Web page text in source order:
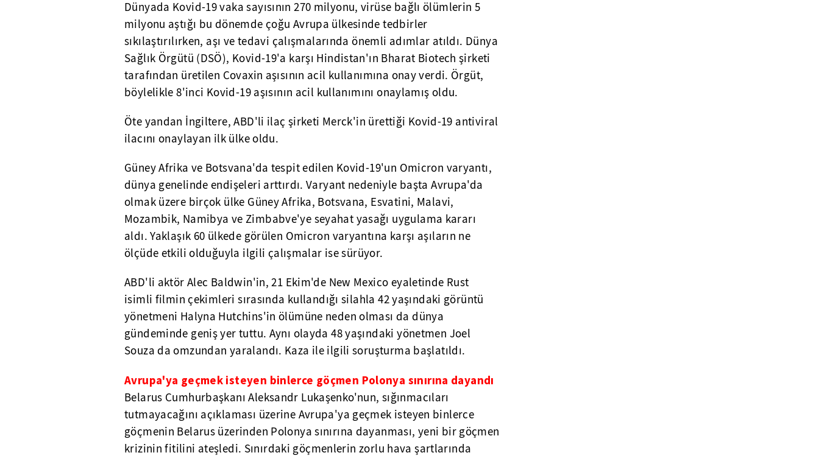
Dünyada Kovid-19 vaka sayısının 270 milyonu, virüse bağlı ölümlerin 5
milyonu aştığı bu dönemde çoğu Avrupa ülkesinde tedbirler
sıkılaştırılırken, aşı ve tedavi çalışmalarında önemli adımlar atıldı. Dünya
Sağlık Örgütü (DSÖ), Kovid-19'a karşı Hindistan'ın Bharat Biotech şirketi
tarafından üretilen Covaxin aşısının acil kullanımına onay verdi. Örgüt,
böylelikle 8'inci Kovid-19 aşısının acil kullanımını onaylamış oldu.
Öte yandan İngiltere, ABD'li ilaç şirketi Merck'in ürettiği Kovid-19 antiviral
ilacını onaylayan ilk ülke oldu.
Güney Afrika ve Botsvana'da tespit edilen Kovid-19'un Omicron varyantı,
dünya genelinde endişeleri arttırdı. Varyant nedeniyle başta Avrupa'da
olmak üzere birçok ülke Güney Afrika, Botsvana, Esvatini, Malavi,
Mozambik, Namibya ve Zimbabve'ye seyahat yasağı uygulama kararı
aldı. Yaklaşık 60 ülkede görülen Omicron varyantına karşı aşıların ne
ölçüde etkili olduğuyla ilgili çalışmalar ise sürüyor.
ABD'li aktör Alec Baldwin'in, 21 Ekim'de New Mexico eyaletinde Rust
isimli filmin çekimleri sırasında kullandığı silahla 42 yaşındaki görüntü
yönetmeni Halyna Hutchins'in ölümüne neden olması da dünya
gündeminde geniş yer tuttu. Aynı olayda 48 yaşındaki yönetmen Joel
Souza da omzundan yaralandı. Kaza ile ilgili soruşturma başlatıldı.
Avrupa'ya geçmek isteyen binlerce göçmen Polonya sınırına dayandı
Belarus Cumhurbaşkanı Aleksandr Lukaşenko'nun, sığınmacıları
tutmayacağını açıklaması üzerine Avrupa'ya geçmek isteyen binlerce
göçmenin Belarus üzerinden Polonya sınırına dayanması, yeni bir göçmen
krizinin fitilini ateşledi. Sınırdaki göçmenlerin zorlu hava şartlarında